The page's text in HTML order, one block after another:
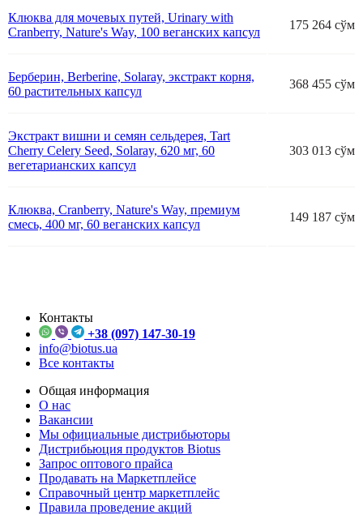
Клюква для мочевых путей, Urinary with
Cranberry, Nature's Way, 100 веганских капсул
175 264 сўм
Берберин, Berberine, Solaray, экстракт корня,
60 растительных капсул
368 455 сўм
Экстракт вишни и семян сельдерея, Tart
Cherry Celery Seed, Solaray, 620 мг, 60
вегетарианских капсул
303 013 сўм
Клюква, Cranberry, Nature's Way, премиум
смесь, 400 мг, 60 веганских капсул
149 187 сўм
Контакты
+38 (097) 147-30-19
info@biotus.ua
Все контакты
Общая информация
О нас
Вакансии
Мы официальные дистрибьюторы
Дистрибьюция продуктов Biotus
Запрос оптового прайса
Продавать на Маркетплейсе
Справочный центр маркетплейс
Правила проведение акций